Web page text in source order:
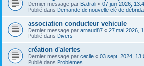
Dernier message par Badrali « 07 juin 2026,
Publié dans Demande de nouvelle clé de
association conducteur vehicule
Dernier message par arnaud87 « 27 mai 2026,
Publié dans Divers
création d'alertes
Dernier message par cecile « 03 sept. 2024,
Publié dans Problèmes